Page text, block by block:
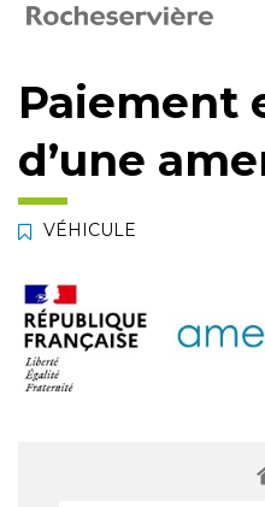
contenu
pied
Paiement
d’une
VÉHICULE